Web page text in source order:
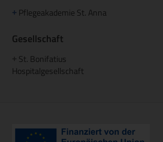
+ Pflegeakademie St. Anna
Gesellschaft
St. Bonifatius
Hospitalgesellschaft